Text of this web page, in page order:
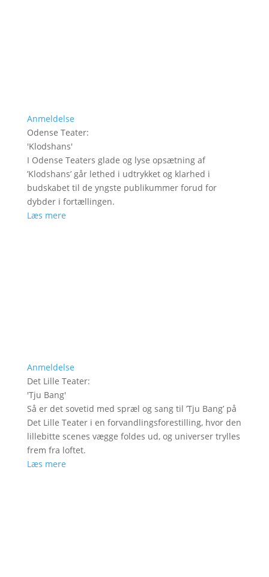
Anmeldelse
Odense Teater:
'Klodshans'
I Odense Teaters glade og lyse opsætning af
’Klodshans’ går lethed i udtrykket og klarhed i
budskabet til de yngste publikummer forud for
dybder i fortællingen.
Læs mere
Anmeldelse
Det Lille Teater:
'Tju Bang'
Så er det sovetid med spræl og sang til ’Tju Bang’ på
Det Lille Teater i en forvandlingsforestilling, hvor den
lillebitte scenes vægge foldes ud, og universer trylles
frem fra loftet.
Læs mere